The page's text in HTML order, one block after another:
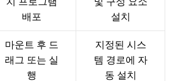
배포
설치
마운트 후 드
래그 또는 실
행
지정된 시스
템 경로에 자
동 설치